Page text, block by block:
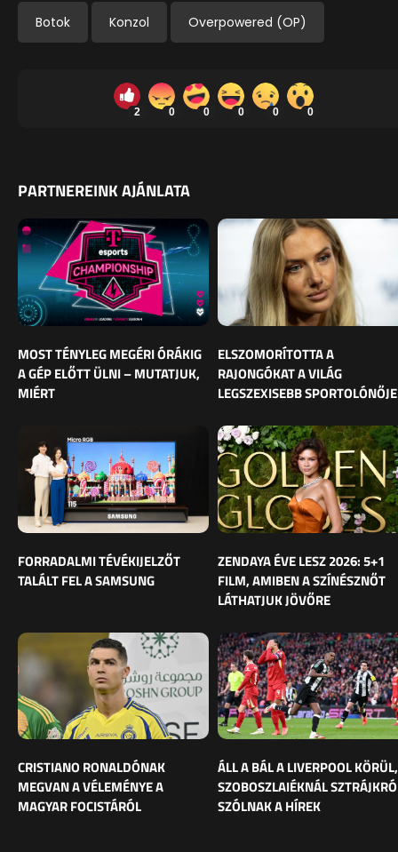
Botok Konzol Overpowered (OP)
2 0 0 0 0 0
PARTNEREINK AJÁNLATA
MOST TÉNYLEG MEGÉRI ÓRÁKIG
A GÉP ELŐTT ÜLNI – MUTATJUK,
MIÉRT
ELSZOMORÍTOTTA A
RAJONGÓKAT A VILÁG
LEGSZEXISEBB SPORTOLÓNŐJE
FORRADALMI TÉVÉKIJELZŐT
TALÁLT FEL A SAMSUNG
ZENDAYA ÉVE LESZ 2026: 5+1
FILM, AMIBEN A SZÍNÉSZNŐT
LÁTHATJUK JÖVŐRE
CRISTIANO RONALDÓNAK
MEGVAN A VÉLEMÉNYE A
MAGYAR FOCISTÁRÓL
ÁLL A BÁL A LIVERPOOL KÖRÜL,
SZOBOSZLAIÉKNÁL
SZÓLNAK A HÍREK